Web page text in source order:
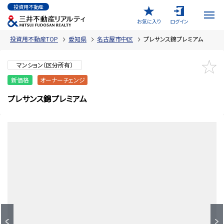
投資用不動産
お気に入り
ログイン
投資用不動産TOP 愛知県 名古屋市中区 プレサンス錦プレミアム
マンション（区分所有）
新価格
オーナーチェンジ
プレサンス錦プレミアム